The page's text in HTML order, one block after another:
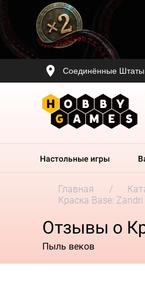
Соединённые
Настольные игры
Главная
Краска Base:
Отзывы о
Пыль веков